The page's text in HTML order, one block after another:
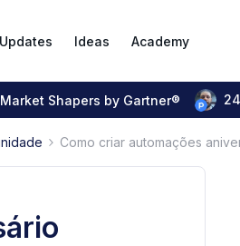
Updates Ideas Academy
Shapers by Gartner®
Como criar automações